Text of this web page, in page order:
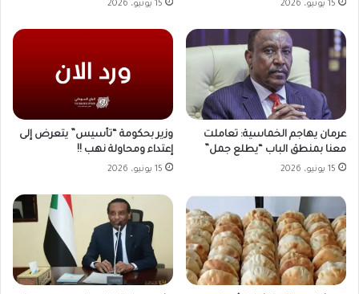
15 يونيو، 2026 15 يونيو، 2026
عرمان يهاجم الخماسية: تعاملت
معنا بمنطق الباب “يطلع جمل”
15 يونيو، 2026
وزير بحكومة “تأسيس” يتعرض إلى
إعتداء ومحاولة نهب !!
15 يونيو، 2026